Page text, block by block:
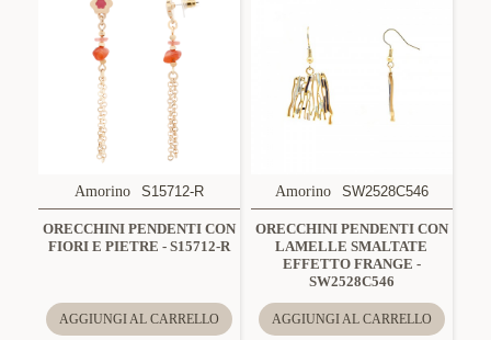
Amorino S15712-R
ORECCHINI PENDENTI CON
FIORI E PIETRE - S15712-R
AGGIUNGI AL CARRELLO
Amorino SW2528C546
ORECCHINI PENDENTI CON
LAMELLE SMALTATE
EFFETTO FRANGE -
SW2528C546
AGGIUNGI AL CARRELLO